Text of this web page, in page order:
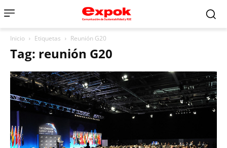
Inicio Etiquetas Reunión G20
Tag: reunión G20